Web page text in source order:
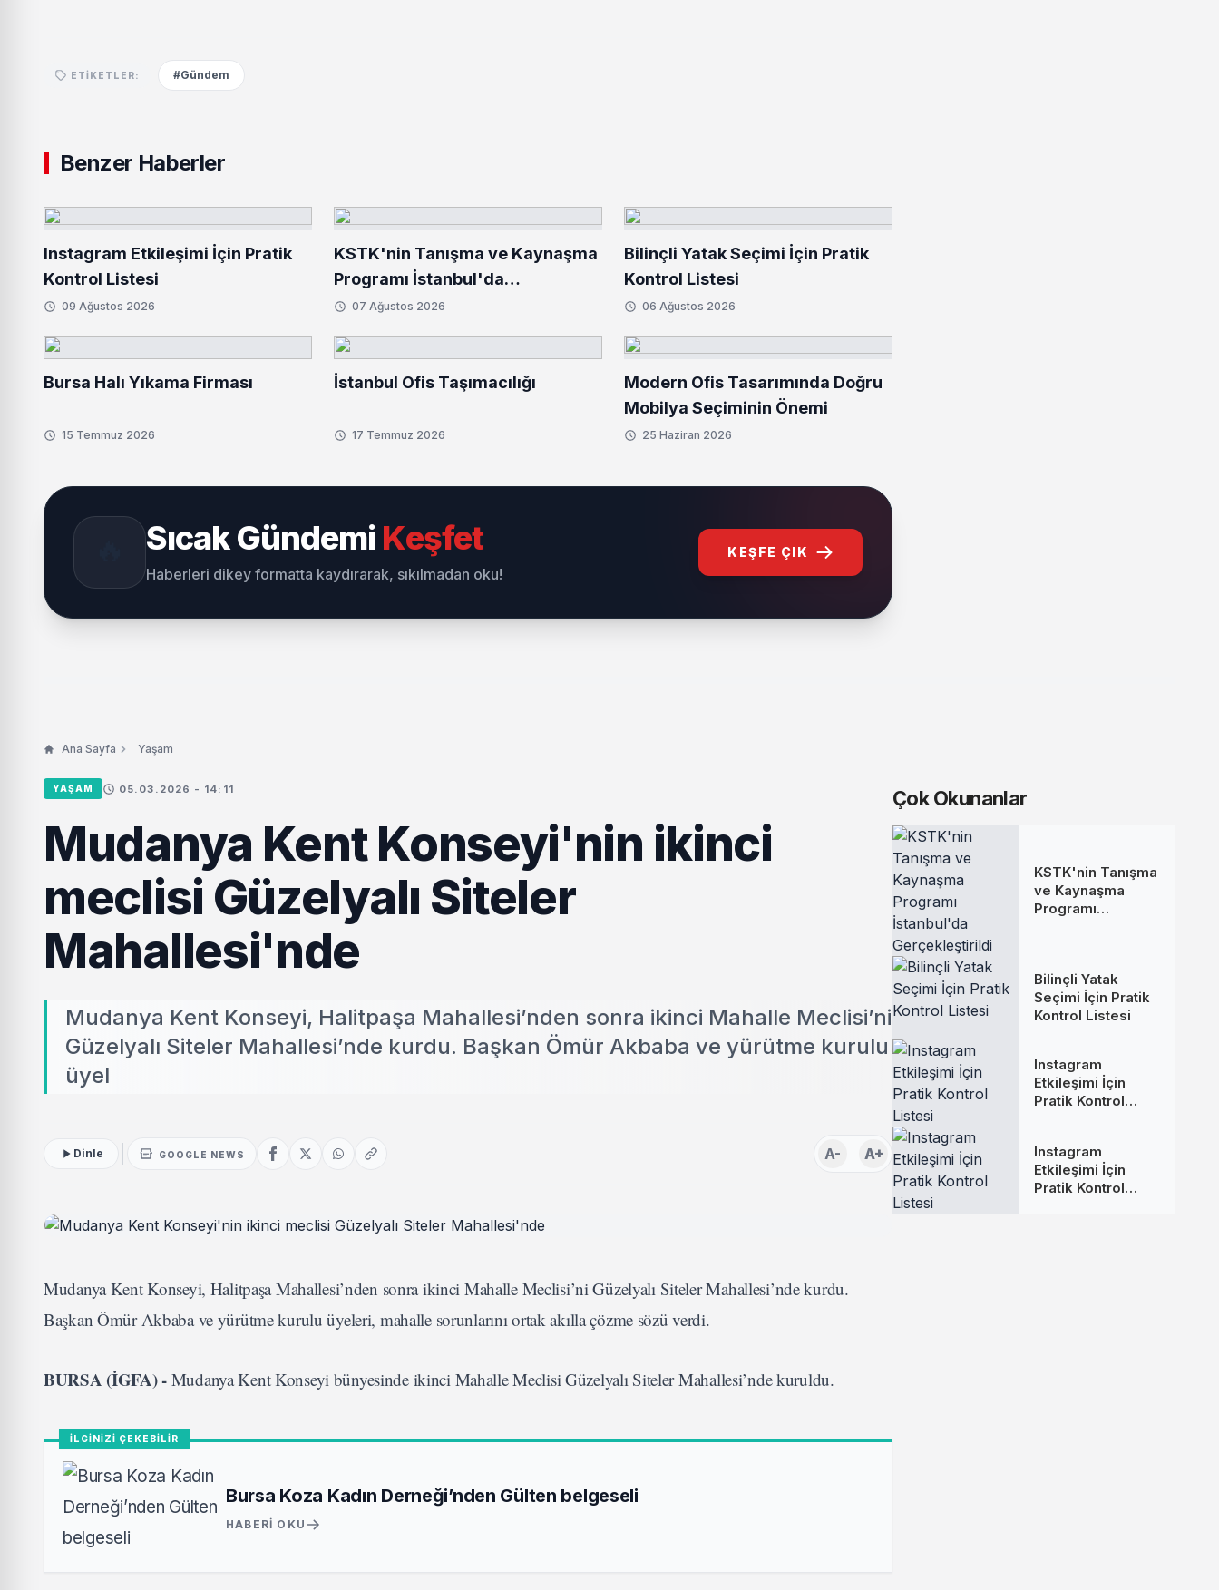
ETIKETLER: #Gündem
Benzer Haberler
Instagram Etkileşimi İçin Pratik
Kontrol Listesi
09 Ağustos 2026
KSTK'nin Tanışma ve Kaynaşma
Programı İstanbul'da
Gerçekleştirildi
07 Ağustos 2026
Bilinçli Yatak Seçimi İçin Pratik
Kontrol Listesi
06 Ağustos 2026
Bursa Halı Yıkama Firması
15 Temmuz 2026
İstanbul Ofis Taşımacılığı
17 Temmuz 2026
Modern Ofis Tasarımında Doğru
Mobilya Seçiminin Önemi
25 Haziran 2026
Sıcak Gündemi Keşfet
Haberleri dikey formatta kaydırarak, sıkılmadan oku!
KEŞFE ÇIK
Ana Sayfa Yaşam
YAŞAM 05.03.2026 - 14:11
Mudanya Kent Konseyi'nin ikinci
meclisi Güzelyalı Siteler
Mahallesi'nde
Mudanya Kent Konseyi, Halitpaşa Mahallesi’nden sonra ikinci Mahalle Meclisi’ni
Güzelyalı Siteler Mahallesi’nde kurdu. Başkan Ömür Akbaba ve yürütme kurulu
üyel
Dinle GOOGLE NEWS A- A+
Mudanya Kent Konseyi, Halitpaşa Mahallesi’nden sonra ikinci Mahalle Meclisi’ni Güzelyalı Siteler Mahallesi’nde kurdu.
Başkan Ömür Akbaba ve yürütme kurulu üyeleri, mahalle sorunlarını ortak akılla çözme sözü verdi.
BURSA (İGFA) - Mudanya Kent Konseyi bünyesinde ikinci Mahalle Meclisi Güzelyalı Siteler Mahallesi’nde kuruldu.
İLGİNİZİ ÇEKEBİLİR
Bursa Koza Kadın Derneği’nden Gülten belgeseli
HABERI OKU
Çok Okunanlar
KSTK'nin Tanışma
ve Kaynaşma
Programı
Bilinçli Yatak
Seçimi İçin Pratik
Kontrol Listesi
Instagram
Etkileşimi İçin
Pratik Kontrol
Instagram
Etkileşimi İçin
Pratik Kontrol